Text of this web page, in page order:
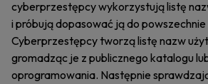
cyberprzestępcy wykorzystują listę
i próbują dopasować ją do powszechnie
Cyberprzestępcy tworzą listę nazw
gromadząc je z publicznego katalogu
oprogramowania. Następnie